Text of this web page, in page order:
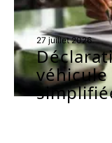
27 juillet 2026